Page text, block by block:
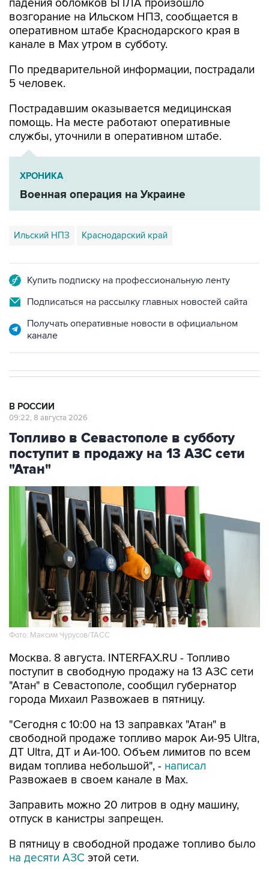
падения обломков БПЛА произошло
возгорание на Ильском НПЗ, сообщается в
оперативном штабе Краснодарского края в
канале в Max утром в субботу.
По предварительной информации, пострадали
5 человек.
Пострадавшим оказывается медицинская
помощь. На месте работают оперативные
службы, уточнили в оперативном штабе.
ХРОНИКА
Военная операция на Украине
Ильский НПЗ Краснодарский край
Купить подписку на профессиональную ленту
Подписаться на рассылку главных новостей сайта
Получать оперативные новости в официальном
канале
В РОССИИ
09:22, 8 августа 2026
Топливо в Севастополе в субботу
поступит в продажу на 13 АЗС сети
"Атан"
Фото: Максим Чурусов/ТАСС
Москва. 8 августа. INTERFAX.RU - Топливо
поступит в свободную продажу на 13 АЗС сети
"Атан" в Севастополе, сообщил губернатор
города Михаил Развожаев в пятницу.
"Сегодня с 10:00 на 13 заправках "Атан" в
свободной продаже топливо марок Аи-95 Ultra,
ДТ Ultra, ДТ и Аи-100. Объем лимитов по всем
видам топлива небольшой", - написал
Развожаев в своем канале в Max.
Заправить можно 20 литров в одну машину,
отпуск в канистры запрещен.
В пятницу в свободной продаже топливо было
на десяти АЗС этой сети.